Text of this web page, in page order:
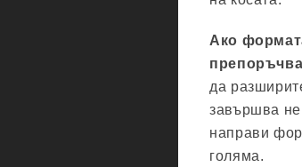
Ако
да
завършва
направи
голяма.